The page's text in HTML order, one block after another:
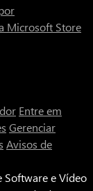
Microsoft Store
Entre em
Gerenciar
Avisos de
Software e Vídeo